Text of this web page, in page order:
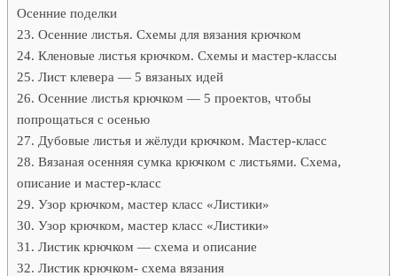
Осенние поделки
Осенние листья. Схемы для вязания крючком
Кленовые листья крючком. Схемы и мастер-классы
Лист клевера — 5 вязаных идей
Осенние листья крючком — 5 проектов, чтобы
попрощаться с осенью
Дубовые листья и жёлуди крючком. Мастер-класс
Вязаная осенняя сумка крючком с листьями. Схема,
описание и мастер-класс
Узор крючком, мастер класс «Листики»
Узор крючком, мастер класс «Листики»
Листик крючком — схема и описание
Листик крючком- схема вязания